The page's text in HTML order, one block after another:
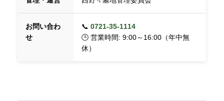
お問い合わ
せ
📞 0721-35-1114
🕒 営業時間: 9:00～16:00（年中無
休）